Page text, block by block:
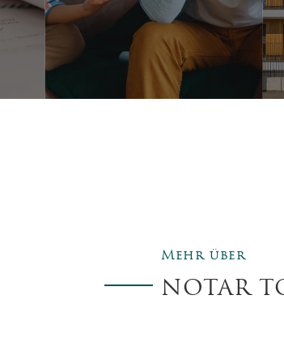
Mehr über
NOTAR